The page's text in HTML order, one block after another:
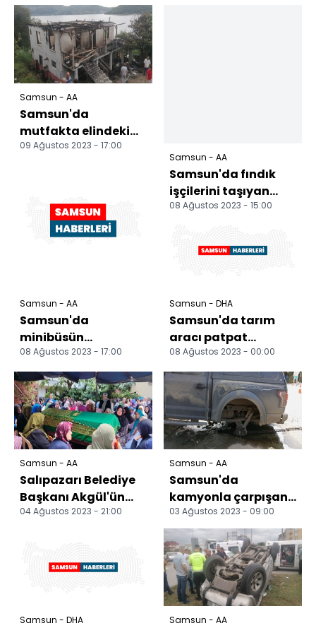
Samsun - AA
Samsun'da
mutfakta elindeki
benzin bidonu alev
09 Ağustos 2023 - 17:00
Samsun - AA
Samsun'da
minibüsün
şarampole devrildiği
kazada yaralanan
işçiler taburcu e...
08 Ağustos 2023 - 17:00
Samsun - AA
Samsun'da fındık
işçilerini taşıyan
minibüs şarampole
08 Ağustos 2023 - 15:00
Samsun - DHA
Samsun'da tarım
aracı patpat
şarampole
yuvarlandı: 1 ölü, 5
yaralı
08 Ağustos 2023 - 00:00
Samsun - AA
Salıpazarı Belediye
Başkanı Akgül'ün
annesi toprağa
04 Ağustos 2023 - 21:00
Samsun - AA
Samsun'da
kamyonla çarpışan
kamyonetin
sürücüsü yaralandı
03 Ağustos 2023 - 09:00
Samsun - DHA Samsun - AA